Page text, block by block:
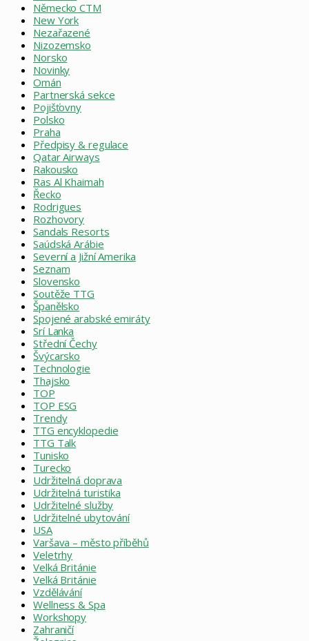
Německo CTM
New York
Nezařazené
Nizozemsko
Norsko
Novinky
Omán
Partnerská sekce
Pojišťovny
Polsko
Praha
Předpisy & regulace
Qatar Airways
Rakousko
Ras Al Khaimah
Řecko
Rodrigues
Rozhovory
Sandals Resorts
Saúdská Arábie
Severní a Jižní Amerika
Seznam
Slovensko
Soutěže TTG
Španělsko
Spojené arabské emiráty
Srí Lanka
Střední Čechy
Švýcarsko
Technologie
Thajsko
TOP
TOP ESG
Trendy
TTG encyklopedie
TTG Talk
Tunisko
Turecko
Udržitelná doprava
Udržitelná turistika
Udržitelné služby
Udržitelné ubytování
USA
Varšava – město příběhů
Veletrhy
Velká Británie
Velká Británie
Vzdělávání
Wellness & Spa
Workshopy
Zahraničí